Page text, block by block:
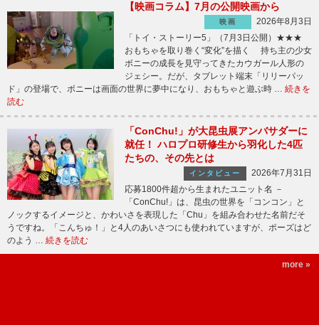
【映画コラム】7月の公開映画から
映画
2026年8月3日
「トイ・ストーリー5」（7月3日公開）★★★
おもちゃを取り巻く“変化”を描く 持ち主の少女
ボニーの成長を見守ってきたカウガール人形の
ジェシー。だが、タブレット端末「リリーパッ
ド」の登場で、ボニーは画面の世界に夢中になり、おもちゃと遊ぶ時 … 続きを
読む
「ConChu!」が大昆虫展アンバサダーに
就任！ ハロプロ研修生から羽化した4匹
たちの、その先とは
インタビュー
2026年7月31日
応募1800件超から生まれたユニット名 －
「ConChu!」は、昆虫の世界を「コンコン」と
ノックするイメージと、かわいさを表現した「Chu」を組み合わせた名前だそ
うですね。「こんちゅ！」と4人のあいさつにも使われていますが、ポーズはど
のよう … 続きを読む
more »